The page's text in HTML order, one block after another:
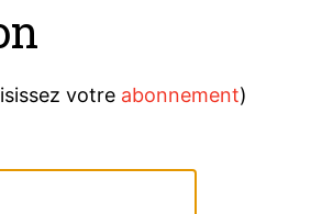
votre abonnement)